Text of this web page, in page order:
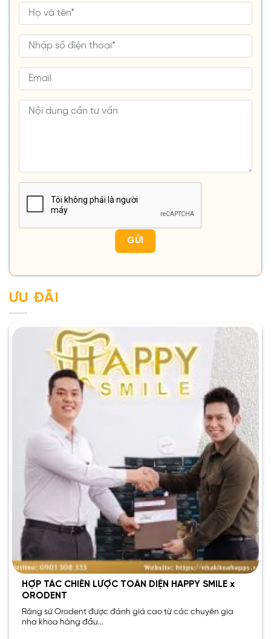
ƯU ĐÃI
HỢP TÁC CHIẾN LƯỢC TOÀN DIỆN HAPPY SMILE x
ORODENT
Răng sứ Orodent được đánh giá cao từ các chuyên gia
nha khoa hàng đầu...